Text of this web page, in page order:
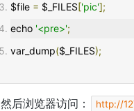
$file = $_FILES['pic'];
echo '<pre>';
var_dump($_FILES);
然后浏览器访问： http://